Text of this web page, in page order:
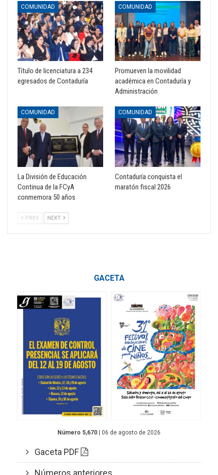
COMUNIDAD
Título de licenciatura a 234
egresados de Contaduría
COMUNIDAD
Promueven la movilidad
académica en Contaduría y
Administración
COMUNIDAD
La División de Educación
Continua de la FCyA
conmemora 50 años
COMUNIDAD
Contaduría conquista el
maratón fiscal 2026
PREV NEXT
GACETA
Número 5,670 | 06 de agosto de 2026
Gaceta PDF
Números anteriores